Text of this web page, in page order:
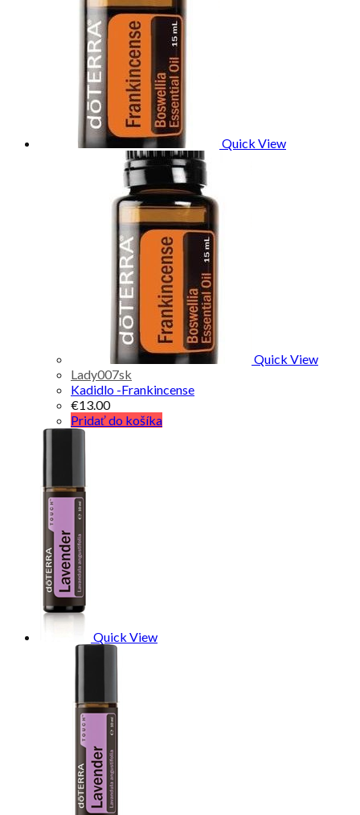
Quick View
Quick View
Lady007sk
Kadidlo -Frankincense
€13.00
Pridať do košíka
Quick View